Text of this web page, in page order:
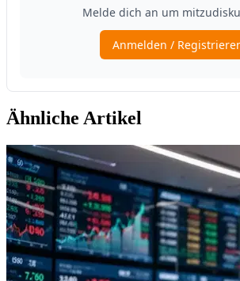
Ähnliche Artikel